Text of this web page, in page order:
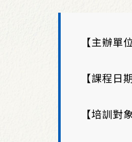
【主辦
【課程
【培訓